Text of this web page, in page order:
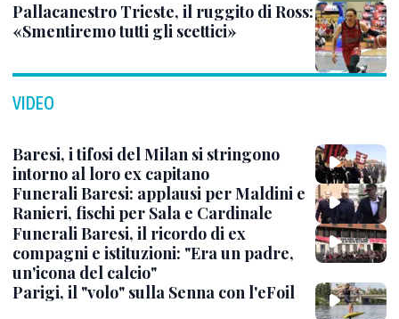
Pallacanestro Trieste, il ruggito di Ross:
«Smentiremo tutti gli scettici»
VIDEO
Baresi, i tifosi del Milan si stringono
intorno al loro ex capitano
Funerali Baresi: applausi per Maldini e
Ranieri, fischi per Sala e Cardinale
Funerali Baresi, il ricordo di ex
compagni e istituzioni: "Era un padre,
un'icona del calcio"
Parigi, il "volo" sulla Senna con l'eFoil